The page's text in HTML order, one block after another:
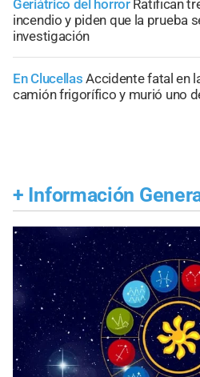
Geriátrico del horror Ratifican
incendio y piden que la prueba
investigación
En Clucellas Accidente fatal en
camión frigorífico y murió uno
+ Información